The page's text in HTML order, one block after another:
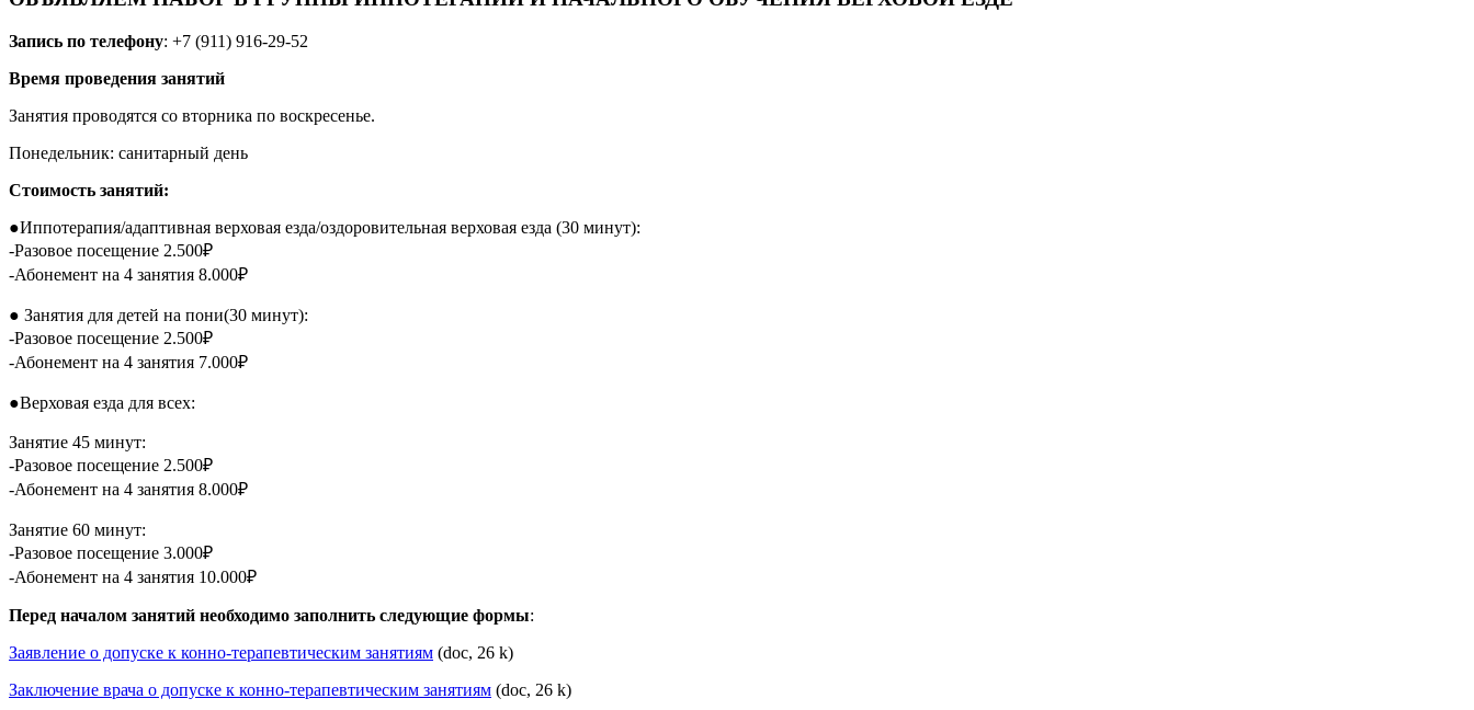
Запись по телефону: +7 (911) 916-29-52
Время проведения занятий
Занятия проводятся со вторника по воскресенье.
Понедельник: санитарный день
Стоимость занятий:
●Иппотерапия/адаптивная верховая езда/оздоровительная верховая езда (30 минут):
-Разовое посещение 2.500₽
-Абонемент на 4 занятия 8.000₽
● Занятия для детей на пони(30 минут):
-Разовое посещение 2.500₽
-Абонемент на 4 занятия 7.000₽
●Верховая езда для всех:
Занятие 45 минут:
-Разовое посещение 2.500₽
-Абонемент на 4 занятия 8.000₽
Занятие 60 минут:
-Разовое посещение 3.000₽
-Абонемент на 4 занятия 10.000₽
Перед началом занятий необходимо заполнить следующие формы:
Заявление о допуске к конно-терапевтическим занятиям (doc, 26 k)
Заключение врача о допуске к конно-терапевтическим занятиям (doc, 26 k)